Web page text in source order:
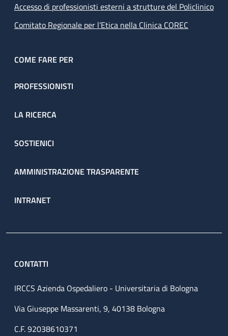
Accesso di professionisti esterni a strutture del Policlinico
Comitato Regionale per l’Etica nella Clinica COREC
COME FARE PER
PROFESSIONISTI
LA RICERCA
SOSTIENICI
AMMINISTRAZIONE TRASPARENTE
INTRANET
CONTATTI
IRCCS Azienda Ospedaliero - Universitaria di Bologna
Via Giuseppe Massarenti, 9, 40138 Bologna
C.F. 92038610371